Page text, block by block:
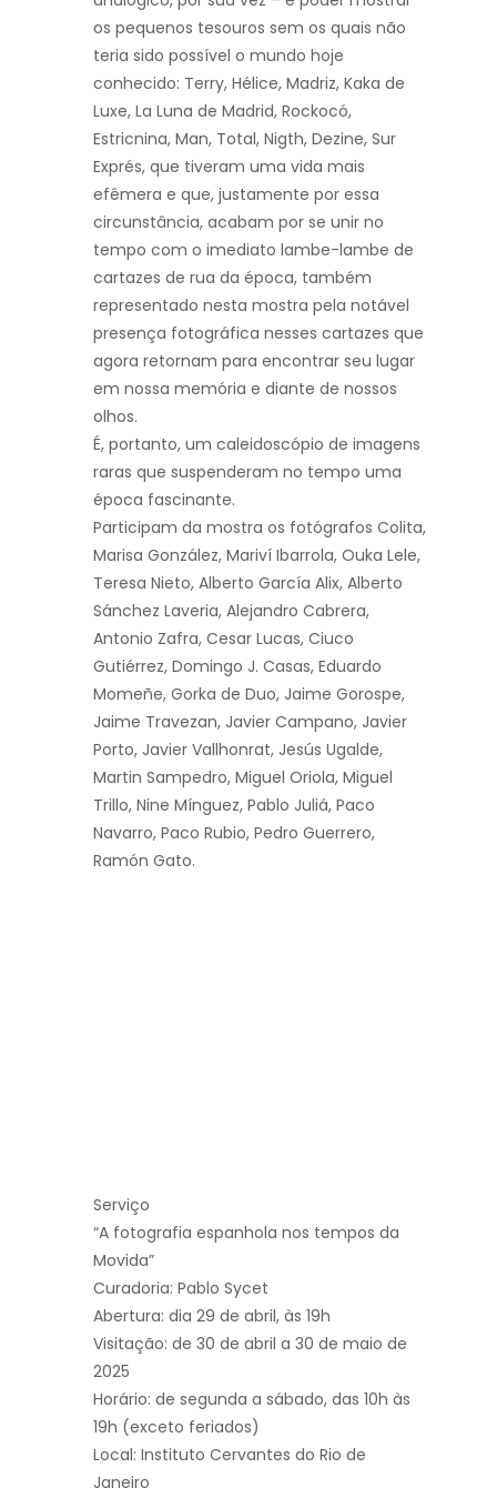
os pequenos tesouros sem os quais não
teria sido possível o mundo hoje
conhecido: Terry, Hélice, Madriz, Kaka de
Luxe, La Luna de Madrid, Rockocó,
Estricnina, Man, Total, Nigth, Dezine, Sur
Exprés, que tiveram uma vida mais
efêmera e que, justamente por essa
circunstância, acabam por se unir no
tempo com o imediato lambe-lambe de
cartazes de rua da época, também
representado nesta mostra pela notável
presença fotográfica nesses cartazes que
agora retornam para encontrar seu lugar
em nossa memória e diante de nossos
olhos.
É, portanto, um caleidoscópio de imagens
raras que suspenderam no tempo uma
época fascinante.
Participam da mostra os fotógrafos Colita,
Marisa González, Mariví Ibarrola, Ouka Lele,
Teresa Nieto, Alberto García Alix, Alberto
Sánchez Laveria, Alejandro Cabrera,
Antonio Zafra, Cesar Lucas, Ciuco
Gutiérrez, Domingo J. Casas, Eduardo
Momeñe, Gorka de Duo, Jaime Gorospe,
Jaime Travezan, Javier Campano, Javier
Porto, Javier Vallhonrat, Jesús Ugalde,
Martin Sampedro, Miguel Oriola, Miguel
Trillo, Nine Mínguez, Pablo Juliá, Paco
Navarro, Paco Rubio, Pedro Guerrero,
Ramón Gato.
Serviço
“A fotografia espanhola nos tempos da
Movida”
Curadoria: Pablo Sycet
Abertura: dia 29 de abril, às 19h
Visitação: de 30 de abril a 30 de maio de
2025
Horário: de segunda a sábado, das 10h às
19h (exceto feriados)
Local: Instituto Cervantes do Rio de
Janeiro